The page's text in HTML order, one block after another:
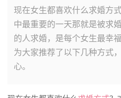
现在女生都喜欢什么求婚方
中最重要的一天那就是被求
的人求婚，是每个女生最幸
为大家推荐了以下几种方式
心。